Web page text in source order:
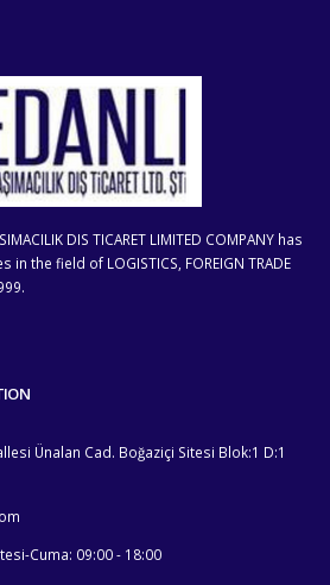
DIS TICARET LIMITED COMPANY has
the field of LOGISTICS, FOREIGN TRADE
Ünalan Cad. Boğaziçi Sitesi Blok:1 D:1
Cuma: 09:00 - 18:00